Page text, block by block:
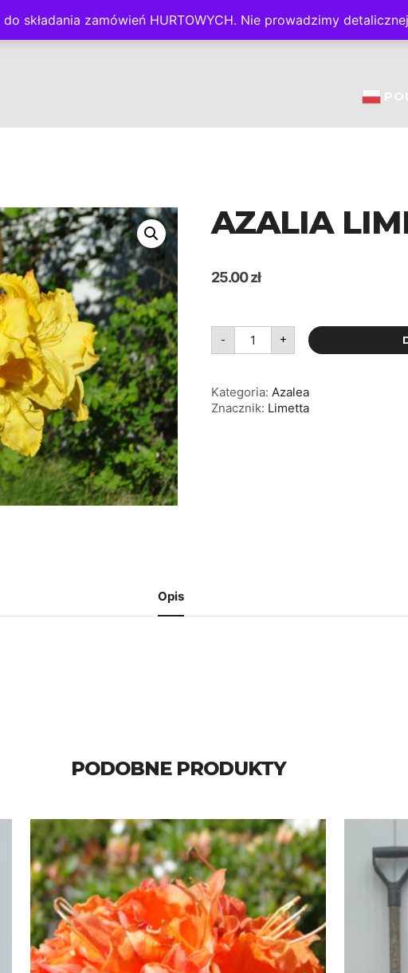
składania zamówień HURTOWYCH. Nie prowadzimy
PANEL KLIENTA
AZALIA
25.00zł
-
ilość
Azalia
Limetta
+
Kategoria: Azalea
Znacznik: Limetta
Opis
PODOBNE PRODUKTY